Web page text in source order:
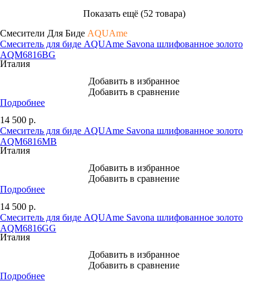
Показать ещё (52 товара)
Смесители Для Биде AQUAme
Смеситель для биде AQUAme Savona шлифованное золото
AQM6816BG
Италия
Добавить в избранное
Добавить в сравнение
Подробнее
14 500 р.
Смеситель для биде AQUAme Savona шлифованное золото
AQM6816MB
Италия
Добавить в избранное
Добавить в сравнение
Подробнее
14 500 р.
Смеситель для биде AQUAme Savona шлифованное золото
AQM6816GG
Италия
Добавить в избранное
Добавить в сравнение
Подробнее